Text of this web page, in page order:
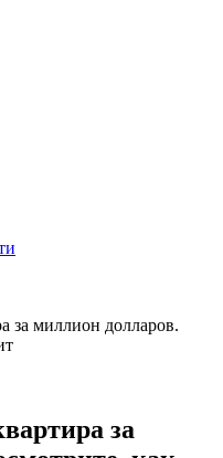
за миллион долларов.
за